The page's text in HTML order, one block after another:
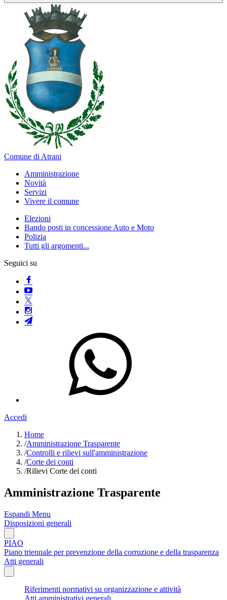
Comune di Atrani
Amministrazione
Novità
Servizi
Vivere il comune
Elezioni
Bando posti in concessione Auto e Moto
Polizia
Tutti gli argomenti...
Seguici su
Accedi
Home
/Amministrazione Trasparente
/Controlli e rilievi sull'amministrazione
/Corte dei conti
/Rilievi Corte dei conti
Amministrazione Trasparente
Espandi Menu
Disposizioni generali
PIAO
Piano triennale per prevenzione della corruzione e della trasparenza
Atti generali
Riferimenti normativi su organizzazione e attività
Atti amministrativi generali